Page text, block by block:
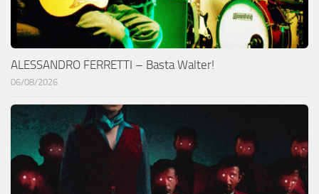
ALESSANDRO FERRETTI – Basta Walter!
06/08/2026